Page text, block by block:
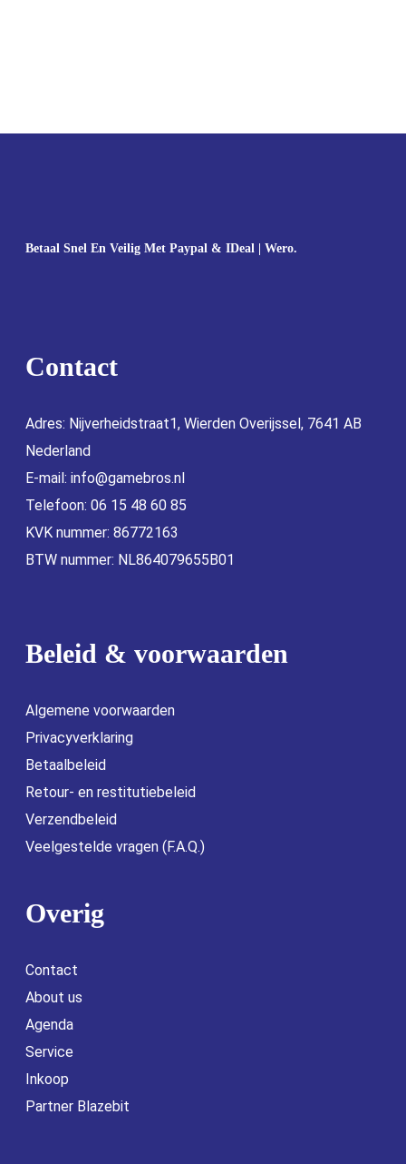
Betaal Snel En Veilig Met Paypal & IDeal | Wero.
Contact
Adres: Nijverheidstraat1, Wierden Overijssel, 7641 AB
Nederland
E-mail: info@gamebros.nl
Telefoon: 06 15 48 60 85
KVK nummer: 86772163
BTW nummer: NL864079655B01
Beleid & voorwaarden
Algemene voorwaarden
Privacyverklaring
Betaalbeleid
Retour- en restitutiebeleid
Verzendbeleid
Veelgestelde vragen (F.A.Q.)
Overig
Contact
About us
Agenda
Service
Inkoop
Partner Blazebit